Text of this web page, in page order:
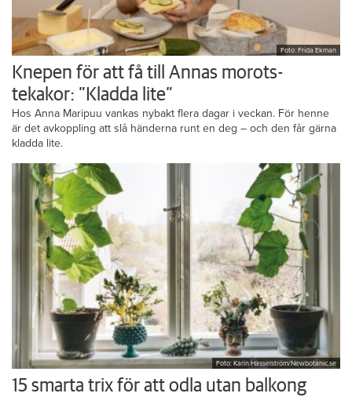
Foto: Frida Ekman
Knepen för att få till Annas morots-
tekakor: ”Kladda lite”
Hos Anna Maripuu vankas nybakt flera dagar i veckan. För henne
är det avkoppling att slå händerna runt en deg – och den får gärna
kladda lite.
Foto: Karin Hasselström/Newbotanic.se
15 smarta trix för att odla utan balkong